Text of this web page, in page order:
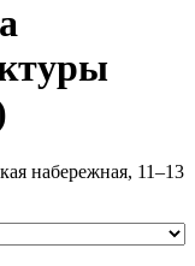
набережная, 11–13